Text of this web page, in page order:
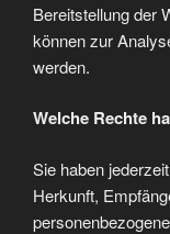
Bereitstellung der
können zur
werden.
Welche Rechte
Sie haben
Herkunft,